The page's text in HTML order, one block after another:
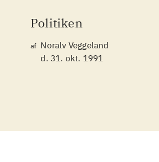
Politiken
af Noralv Veggeland
d. 31. okt. 1991